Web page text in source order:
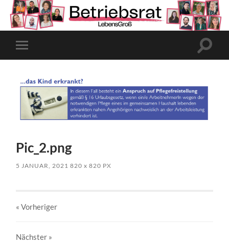
Mobile-
Menü
Pic_2.png
5 JANUAR, 2021 820x 820 PX
« Vorheriger
Nächster »